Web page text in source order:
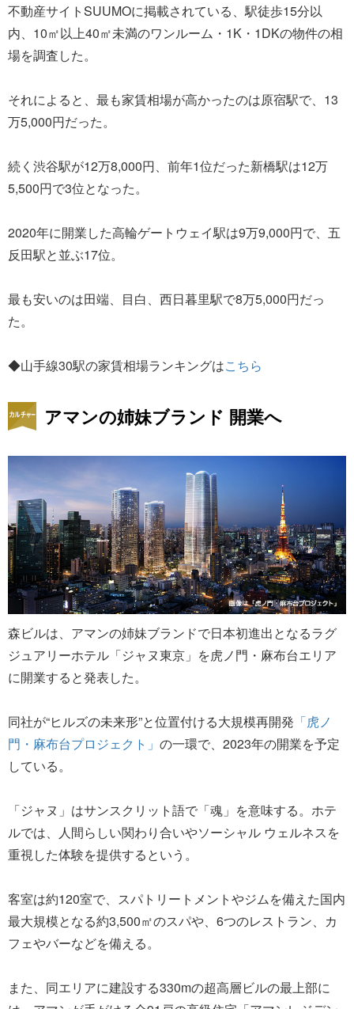
不動産サイトSUUMOに掲載されている、駅徒歩15分以
内、10㎡以上40㎡未満のワンルーム・1K・1DKの物件の相
場を調査した。
それによると、最も家賃相場が高かったのは原宿駅で、13
万5,000円だった。
続く渋谷駅が12万8,000円、前年1位だった新橋駅は12万
5,500円で3位となった。
2020年に開業した高輪ゲートウェイ駅は9万9,000円で、五
反田駅と並ぶ17位。
最も安いのは田端、目白、西日暮里駅で8万5,000円だっ
た。
◆山手線30駅の家賃相場ランキングはこちら
アマンの姉妹ブランド 開業へ
森ビルは、アマンの姉妹ブランドで日本初進出となるラグ
ジュアリーホテル「ジャヌ東京」を虎ノ門・麻布台エリア
に開業すると発表した。
同社が“ヒルズの未来形”と位置付ける大規模再開発 「虎ノ
門・麻布台プロジェクト」 の一環で、2023年の開業を予定
している。
「ジャヌ」はサンスクリット語で「魂」を意味する。ホテ
ルでは、人間らしい関わり合いやソーシャル ウェルネスを
重視した体験を提供するという。
客室は約120室で、スパトリートメントやジムを備えた国内
最大規模となる約3,500㎡のスパや、6つのレストラン、カ
フェやバーなどを備える。
また、同エリアに建設する330mの超高層ビルの最上部に